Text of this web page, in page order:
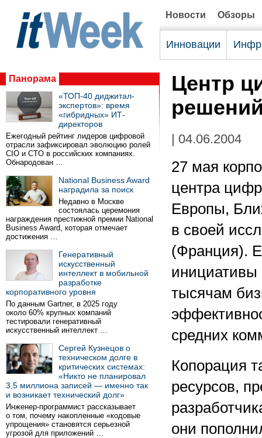
Новости Обзоры
Инновации
Панорама
«ТОП-40 диджитал-
экспертов»: время
«гибридных» ИТ-
директоров
Ежегодный рейтинг лидеров цифровой
отрасли зафиксировал эволюцию ролей
CIO и CTO в российских компаниях.
Обнародован …
National Business Award
наградила за поиск
Недавно в Москве
состоялась церемония
награждения престижной премии National
Business Award, которая отмечает
достижения …
Генеративный
искусственный
интеллект в мобильной
разработке
корпоративного уровня
По данным Gartner, в 2025 году
около 60% крупных компаний
тестировали генеративный
искусственный интеллект …
Сергей Кузнецов о
техническом долге в
критических системах:
«Никто не планировал
3,5 миллиона записей — именно так
и возникает технический долг»
Инженер-программист рассказывает
о том, почему накопленные «кодовые
упрощения» становятся серьезной
угрозой для приложений …
Центр
| 04.06.2004
27 мая
центра
Европы,
в своей
(Франция).
инициативы
тысячам
средних
Копорация
ресурсов,
они